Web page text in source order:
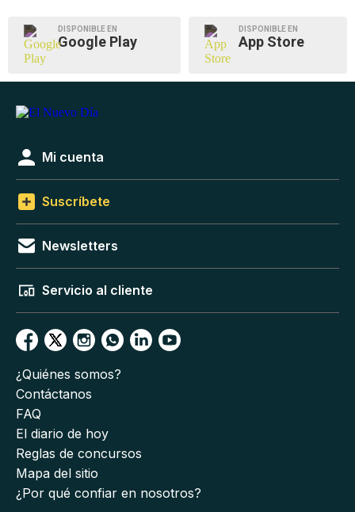
DISPONIBLE EN
Google Play
DISPONIBLE EN
App Store
Mi cuenta
Suscríbete
Newsletters
Servicio al cliente
¿Quiénes somos?
Contáctanos
FAQ
El diario de hoy
Reglas de concursos
Mapa del sitio
¿Por qué confiar en nosotros?